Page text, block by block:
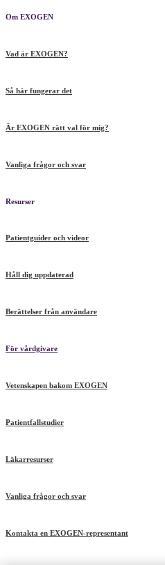
Om EXOGEN
Vad är EXOGEN?
Så här fungerar det
Är EXOGEN rätt val för mig?
Vanliga frågor och svar
Resurser
Patientguider och videor
Håll dig uppdaterad
Berättelser från användare
För vårdgivare
Vetenskapen bakom EXOGEN
Patientfallstudier
Läkarresurser
Vanliga frågor och svar
Kontakta en EXOGEN-representant